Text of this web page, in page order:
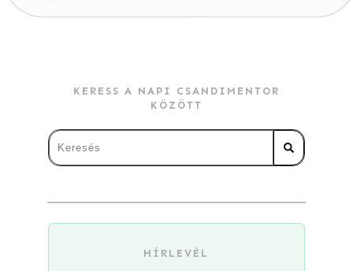
KERESS A NAPI CSANDIMENTOR
KÖZÖTT
HÍRLEVÉL